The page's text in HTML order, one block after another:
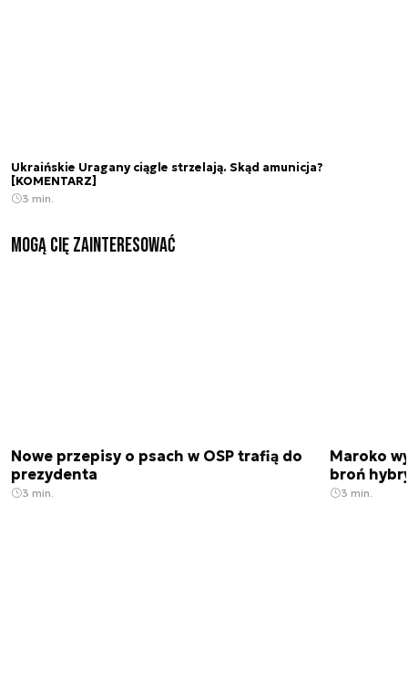
Ukraińskie Uragany ciągle strzelają. Skąd amunicja?
[KOMENTARZ]
3 min.
Mogą Cię zainteresować
Nowe przepisy o psach w OSP trafią do
prezydenta
3 min.
Maroko
broń
3 min.